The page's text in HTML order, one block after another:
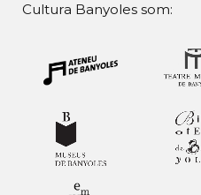
Cultura Banyoles som: